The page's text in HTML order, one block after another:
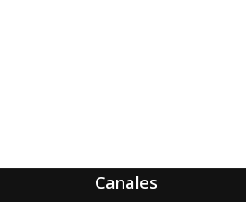
Canales